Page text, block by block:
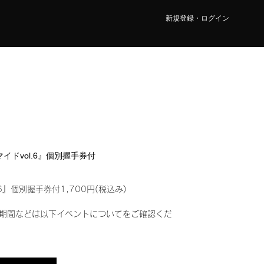
新規登録・ログイン
イドvol.6』個別握手券付
』個別握手券付1,700円(税込み)
間などは以下イベントについてをご確認くだ